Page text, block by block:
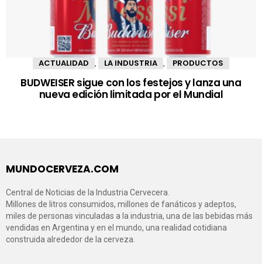
ACTUALIDAD LA INDUSTRIA PRODUCTOS
BUDWEISER sigue con los festejos y lanza una
nueva edición limitada por el Mundial
MUNDOCERVEZA.COM
Central de Noticias de la Industria Cervecera.
Millones de litros consumidos, millones de fanáticos y adeptos,
miles de personas vinculadas a la industria, una de las bebidas más
vendidas en Argentina y en el mundo, una realidad cotidiana
construida alrededor de la cerveza.